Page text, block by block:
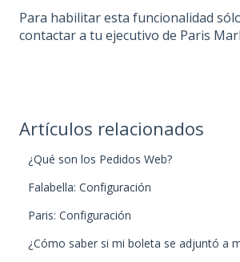
Para habilitar esta funcionalidad
contactar a tu ejecutivo de Paris
Artículos relacionados
¿Qué son los Pedidos Web?
Falabella: Configuración
Paris: Configuración
¿Cómo saber si mi boleta se adjuntó a